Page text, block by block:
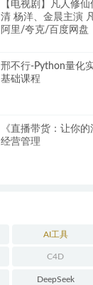
【电视剧】凡人修
清 杨洋、金晨主演
阿里/夸克/百度网盘
邢不行-Python量化
基础课程
《直播带货：让你
经营管理
AI工具
C4D
DeepSeek